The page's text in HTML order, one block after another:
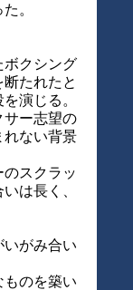
。
ボクシング
たれたと
演じる。
サー志望の
れない背景
スクラッ
は長く、
いがみ合い
ものを築い